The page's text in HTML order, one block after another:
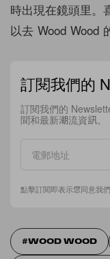
時出現在鏡頭里。
以去 Wood Wood
訂閱我們的
訂閱我們的
聞和最新潮流資訊。
點擊訂閱即表示您同意我
WOOD WOOD